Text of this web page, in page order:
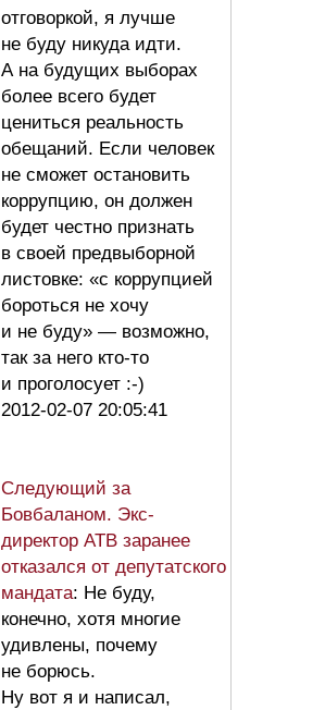
отговоркой, я лучше
не буду никуда идти.
А на будущих выборах
более всего будет
цениться реальность
обещаний. Если человек
не сможет остановить
коррупцию, он должен
будет честно признать
в своей предвыборной
листовке: «с коррупцией
бороться не хочу
и не буду» — возможно,
так за него кто-то
и проголосует :-)
2012-02-07 20:05:41
Следующий за
Бовбаланом. Экс-
директор АТВ заранее
отказался от депутатского
мандата: Не буду,
конечно, хотя многие
удивлены, почему
не борюсь.
Ну вот я и написал,